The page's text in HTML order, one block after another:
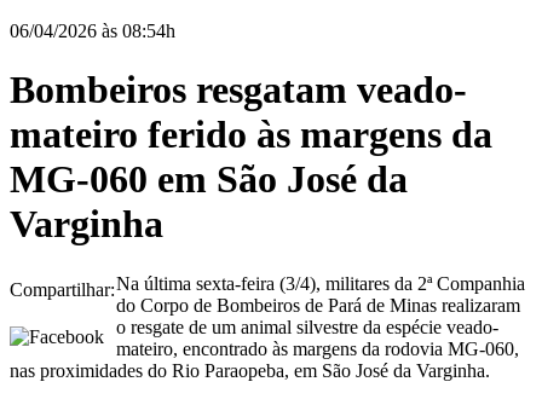
06/04/2026 às 08:54h
Bombeiros resgatam veado-
mateiro ferido às margens da
MG-060 em São José da
Varginha
Compartilhar:Na última sexta-feira (3/4), militares da 2ª Companhia
do Corpo de Bombeiros de Pará de Minas realizaram
o resgate de um animal silvestre da espécie veado-
mateiro, encontrado às margens da rodovia MG-060,
nas proximidades do Rio Paraopeba, em São José da Varginha.